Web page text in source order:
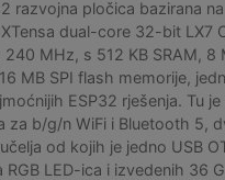
razvojna pločica bazirana na
dual-core 32-bit LX7
MHz, s 512 KB SRAM, 8
MB SPI flash memorije,
ESP32 rješenja. Tu je
za b/g/n WiFi i Bluetooth 5,
od kojih je jedno USB
RGB LED-ica i izvedenih 36